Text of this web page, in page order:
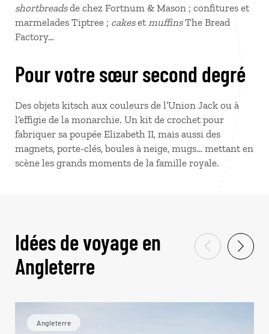
shortbreadsde chez Fortnum & Mason ; confitures et
marmelades Tiptree ; cakeset muffinsThe Bread
Factory…
Pour votre sœur second degré
Des objets kitsch aux couleurs de l’Union Jack ou à
l’effigie de la monarchie. Un kit de crochet pour
fabriquer sa poupée Elizabeth II, mais aussi des
magnets, porte-clés, boules à neige, mugs… mettant en
scène les grands moments de la famille royale.
Idées de voyage en
Angleterre
Angleterre